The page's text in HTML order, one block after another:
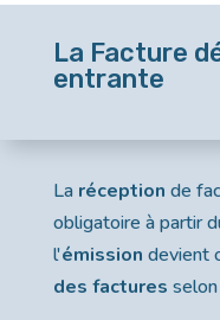
La Facture
entrante
La réception de
obligatoire à partir
l'émission devient
des factures